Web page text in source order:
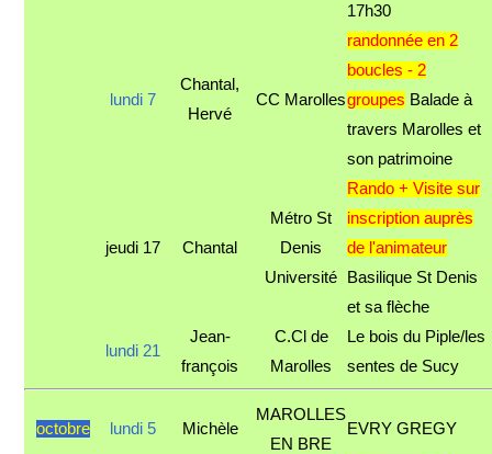
17h30
lundi 7
Chantal,
Hervé
CC Marolles
randonnée en 2
boucles - 2
groupes Balade à
travers Marolles et
son patrimoine
jeudi 17 Chantal
Métro St
Denis
Université
Rando + Visite sur
inscription auprès
de l'animateur
Basilique St Denis
et sa flèche
lundi 21
Jean-
françois
C.Cl de
Marolles
Le bois du Piple/les
sentes de Sucy
octobre lundi 5 Michèle
MAROLLES
EN BRE
EVRY GREGY